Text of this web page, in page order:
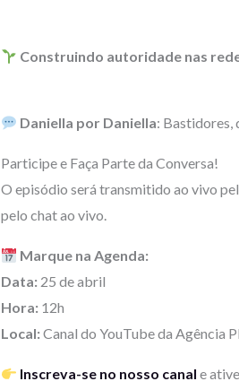
Construindo autoridade nas
Daniella por Daniella: Bastidores,
Participe e Faça Parte da Conversa!
O episódio será transmitido ao vivo
pelo chat ao vivo.
Marque na Agenda:
Data: 25 de abril
Hora: 12h
Local: Canal do YouTube da Agência
Inscreva-se no nosso canal e